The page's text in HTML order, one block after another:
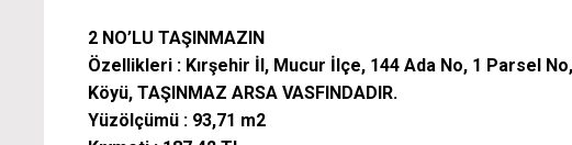
2 NO’LU TAŞINMAZIN
Özellikleri : Kırşehir İl, Mucur İlçe, 144 Ada No, 1 Parsel
Köyü, TAŞINMAZ ARSA VASFINDADIR.
Yüzölçümü : 93,71 m2